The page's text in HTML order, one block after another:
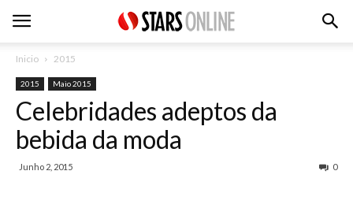
Inicio 2015
2015 Maio 2015
Celebridades adeptos da
bebida da moda
Junho 2, 2015 0